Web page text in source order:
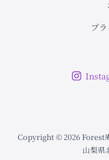
プ
Copyright © 2026 Forest
山梨県